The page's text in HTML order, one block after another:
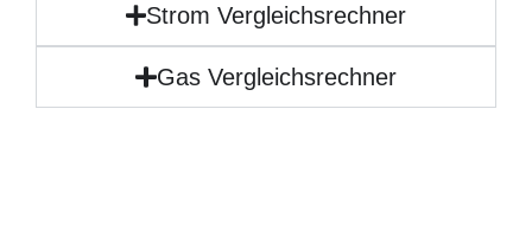
Strom Vergleichsrechner
Gas Vergleichsrechner